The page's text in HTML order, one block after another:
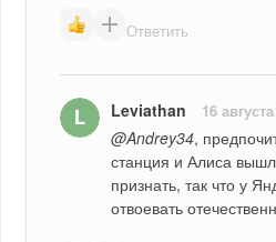
Ответить
Leviathan 16
@Andrey34,
станция и Алиса
признать, так что у
отвоевать